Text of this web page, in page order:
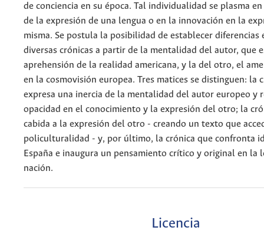
de conciencia en su época. Tal individualidad se plasma
de la expresión de una lengua o en la innovación en la
misma. Se postula la posibilidad de establecer diferencias
diversas crónicas a partir de la mentalidad del autor, que
aprehensión de la realidad americana, y la del otro, el
en la cosmovisión europea. Tres matices se distinguen: la
expresa una inercia de la mentalidad del autor europeo y
opacidad en el conocimiento y la expresión del otro; la
cabida a la expresión del otro - creando un texto que
policulturalidad - y, por último, la crónica que confronta
España e inaugura un pensamiento crítico y original en la
nación.
Licencia